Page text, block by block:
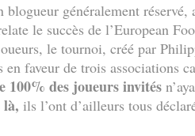
généralement
le succès de l’European
le tournoi, créé par
en faveur de trois associations
100% des joueurs invités
là, ils l’ont d’ailleurs tous